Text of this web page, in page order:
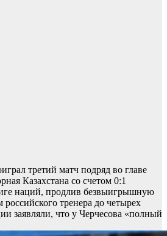
третий матч подряд во главе
Казахстана со счетом 0:1
наций, продлив безвыигрышную
тренера до четырех
заявляли, что у Черчесова «полный